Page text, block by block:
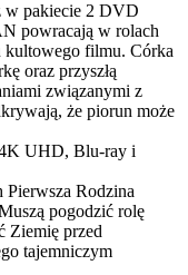
w pakiecie 2 DVD
powracają w rolach
kultowego filmu. Córka
oraz przyszłą
związanymi z
że piorun może
UHD, Blu-ray i
Rodzina
pogodzić rolę
Ziemię przed
tajemniczym